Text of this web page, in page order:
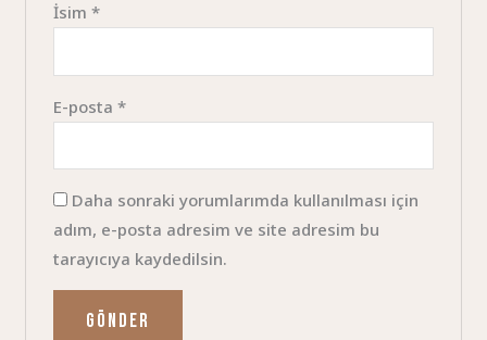
İsim*
E-posta*
Daha sonraki yorumlarımda kullanılması için
adım, e-posta adresim ve site adresim bu
tarayıcıya kaydedilsin.